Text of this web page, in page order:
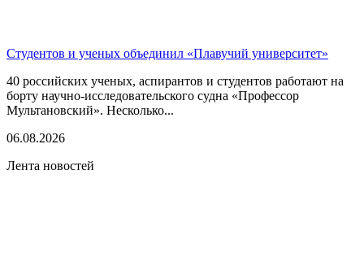
Студентов и ученых объединил «Плавучий университет»
40 российских ученых, аспирантов и студентов работают на
борту научно-исследовательского судна «Профессор
Мультановский». Несколько...
06.08.2026
Лента новостей